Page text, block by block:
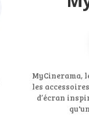
MyCinerama,
les
d’écran